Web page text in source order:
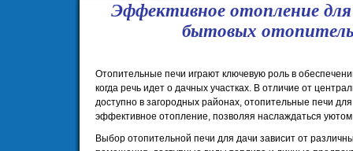
Эффективное отопление
бытовых
Отопительные печи играют ключевую роль в
когда речь идет о дачных участках. В отличие от
доступно в загородных районах, отопительные печи
эффективное отопление, позволяя наслаждаться уютом
Выбор отопительной печи для дачи зависит от